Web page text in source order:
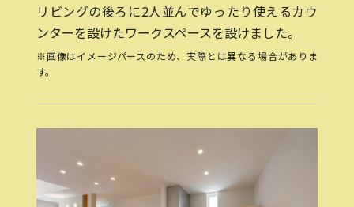
リビングの後ろに2人並んでゆったり使えるカウ
ンターを設けたワークスペースを設けました。
※画像はイメージパースのため、実際とは異なる場合がありま
す。